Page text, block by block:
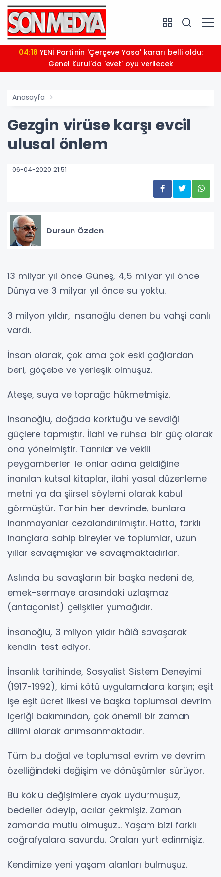
04:18
Genel Kurul'da 'evet' oyu verilecek
Anasayfa
Gezgin virüse karşı evcil
ulusal önlem
06-04-2020 21:51
Dursun Özden
13 milyar yıl önce Güneş, 4,5 milyar yıl önce
Dünya ve 3 milyar yıl önce su yoktu.
3 milyon yıldır, insanoğlu denen bu vahşi canlı
vardı.
İnsan olarak, çok ama çok eski çağlardan
beri, göçebe ve yerleşik olmuşuz.
Ateşe, suya ve toprağa hükmetmişiz.
İnsanoğlu, doğada korktuğu ve sevdiği
güçlere tapmıştır. İlahi ve ruhsal bir güç olarak
ona yönelmiştir. Tanrılar ve vekili
peygamberler ile onlar adına geldiğine
inanılan kutsal kitaplar, ilahi yasal düzenleme
metni ya da şiirsel söylemi olarak kabul
görmüştür. Tarihin her devrinde, bunlara
inanmayanlar cezalandırılmıştır. Hatta, farklı
inançlara sahip bireyler ve toplumlar, uzun
yıllar savaşmışlar ve savaşmaktadırlar.
Aslında bu savaşların bir başka nedeni de,
emek-sermaye arasındaki uzlaşmaz
(antagonist) çelişkiler yumağıdır.
İnsanoğlu, 3 milyon yıldır hâlâ savaşarak
kendini test ediyor.
İnsanlık tarihinde, Sosyalist Sistem Deneyimi
(1917-1992), kimi kötü uygulamalara karşın; eşit
işe eşit ücret ilkesi ve başka toplumsal devrim
içeriği bakımından, çok önemli bir zaman
dilimi olarak anımsanmaktadır.
Tüm bu doğal ve toplumsal evrim ve devrim
özelliğindeki değişim ve dönüşümler sürüyor.
Bu köklü değişimlere ayak uydurmuşuz,
bedeller ödeyip, acılar çekmişiz. Zaman
zamanda mutlu olmuşuz... Yaşam bizi farklı
coğrafyalara savurdu. Oraları yurt edinmişiz.
Kendimize yeni yaşam alanları bulmuşuz.